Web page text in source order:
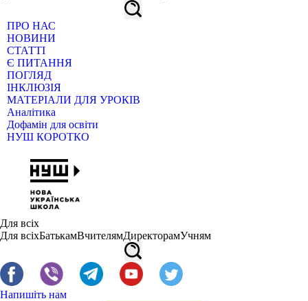
ПРО НАС
НОВИНИ
СТАТТІ
Є ПИТАННЯ
ПОГЛЯД
ІНКЛЮЗІЯ
МАТЕРІАЛИ ДЛЯ УРОКІВ
Аналітика
Дофамін для освіти
НУШ КОРОТКО
Для всіх
Для всіхБатькамВчителямДиректорамУчням
Напишіть нам